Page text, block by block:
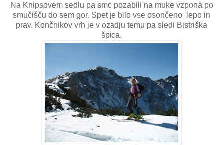
Na Knipsovem sedlu pa smo pozabili na muke vzpona po
smučišču do sem gor. Spet je bilo vse osončeno lepo in
prav. Končnikov vrh je v ozadju temu pa sledi Bistriška
špica.